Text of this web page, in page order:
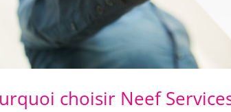
choisir Neef